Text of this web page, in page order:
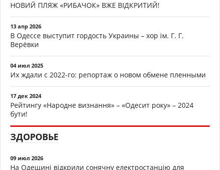
НОВИЙ ПЛЯЖ «РИБАЧОК» ВЖЕ ВІДКРИТИЙ!
13 апр 2026
В Одессе выступит гордость Украины – хор ім. Г. Г.
Верёвки
04 июл 2025
Их ждали с 2022-го: репортаж о новом обмене пленными
17 дек 2024
Рейтингу «Народне визнання» – «Одесит року» – 2024
бути!
ЗДОРОВЬЕ
09 июл 2026
На Одещині відкрили сонячну електростанцію для